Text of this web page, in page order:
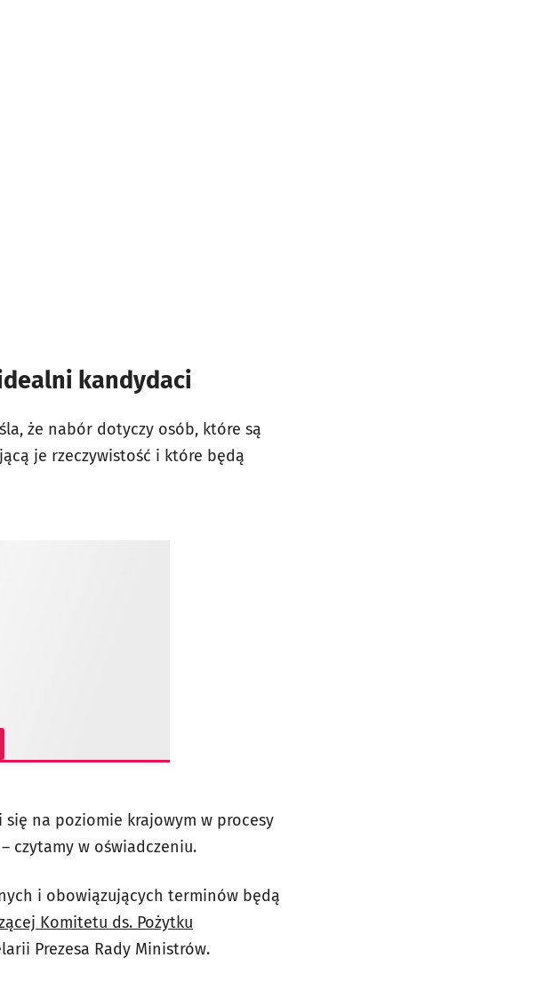
kandydaci
że nabór dotyczy osób, które są
je rzeczywistość i które będą
się na poziomie krajowym w procesy
czytamy w oświadczeniu.
i obowiązujących terminów będą
Komitetu ds. Pożytku
Prezesa Rady Ministrów.